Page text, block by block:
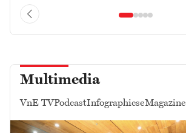
Multimedia
VnE TVPodcastInfographicseMagazine